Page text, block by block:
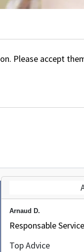
Please accept
Arnaud D.
Responsable
Top Advice